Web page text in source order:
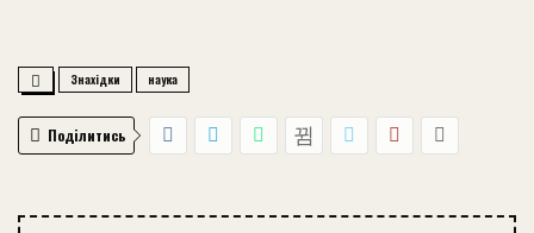
Знахідки наука
Поділитись